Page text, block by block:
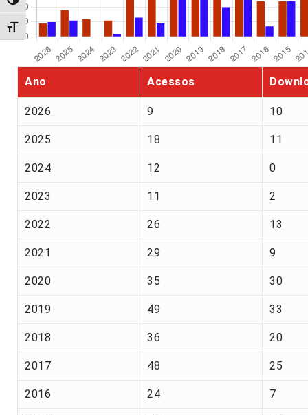
Alternar tamanho da fonte
Ano Acessos
2026 9 10
2025 18 11
2024 12 0
2023 11 2
2022 26 13
2021 29 9
2020 35 30
2019 49 33
2018 36 20
2017 48 25
2016 24 7